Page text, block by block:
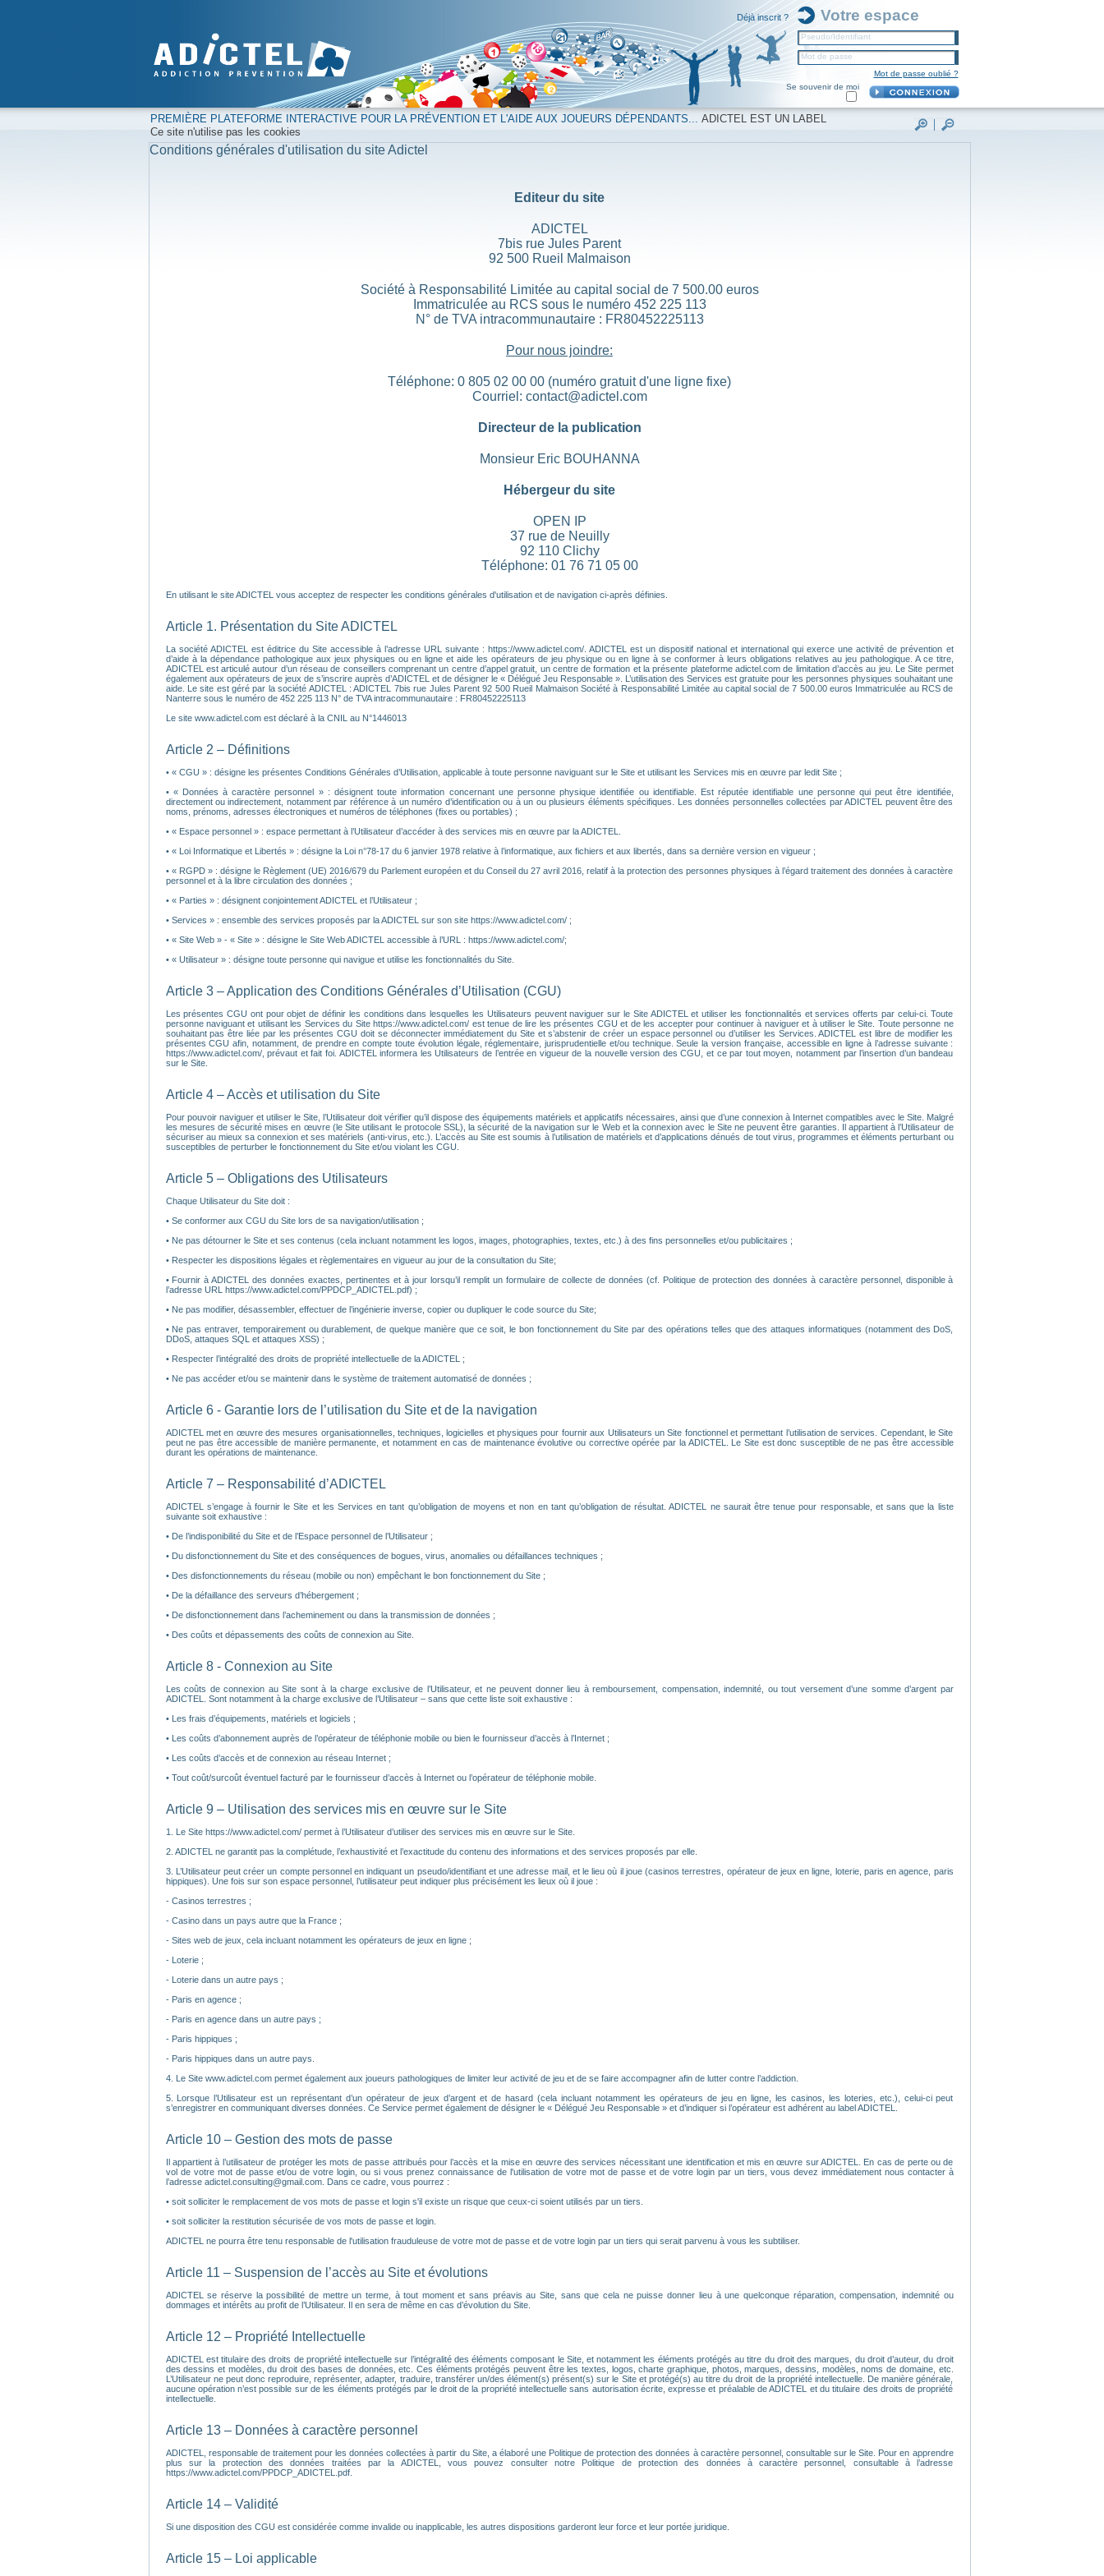
Déjà inscrit ? Votre espace
Pseudo/Identifiant
Mot de passe
Mot de passe oublié ?
Se souvenir de moi
PREMIÈRE PLATEFORME INTERACTIVE POUR LA PRÉVENTION ET L'AIDE AUX JOUEURS DÉPENDANTS... ADICTEL EST UN LABEL
Ce site n'utilise pas les cookies
Conditions générales d'utilisation du site Adictel
Editeur du site
ADICTEL
7bis rue Jules Parent
92 500 Rueil Malmaison
Société à Responsabilité Limitée au capital social de 7 500.00 euros
Immatriculée au RCS sous le numéro 452 225 113
N° de TVA intracommunautaire : FR80452225113
Pour nous joindre:
Téléphone: 0 805 02 00 00 (numéro gratuit d'une ligne fixe)
Courriel: contact@adictel.com
Directeur de la publication
Monsieur Eric BOUHANNA
Hébergeur du site
OPEN IP
37 rue de Neuilly
92 110 Clichy
Téléphone: 01 76 71 05 00
En utilisant le site ADICTEL vous acceptez de respecter les conditions générales d'utilisation et de navigation ci-après définies.
Article 1. Présentation du Site ADICTEL
La société ADICTEL est éditrice du Site accessible à l’adresse URL suivante : https://www.adictel.com/. ADICTEL est un dispositif national et international qui exerce une activité de prévention et
d’aide à la dépendance pathologique aux jeux physiques ou en ligne et aide les opérateurs de jeu physique ou en ligne à se conformer à leurs obligations relatives au jeu pathologique. A ce titre,
ADICTEL est articulé autour d’un réseau de conseillers comprenant un centre d’appel gratuit, un centre de formation et la présente plateforme adictel.com de limitation d’accès au jeu. Le Site permet
également aux opérateurs de jeux de s’inscrire auprès d’ADICTEL et de désigner le « Délégué Jeu Responsable ». L’utilisation des Services est gratuite pour les personnes physiques souhaitant une
aide. Le site est géré par la société ADICTEL : ADICTEL 7bis rue Jules Parent 92 500 Rueil Malmaison Société à Responsabilité Limitée au capital social de 7 500.00 euros Immatriculée au RCS de
Nanterre sous le numéro de 452 225 113 N° de TVA intracommunautaire : FR80452225113
Le site www.adictel.com est déclaré à la CNIL au N°1446013
Article 2 – Définitions
• « CGU » : désigne les présentes Conditions Générales d’Utilisation, applicable à toute personne naviguant sur le Site et utilisant les Services mis en œuvre par ledit Site ;
• « Données à caractère personnel » : désignent toute information concernant une personne physique identifiée ou identifiable. Est réputée identifiable une personne qui peut être identifiée,
directement ou indirectement, notamment par référence à un numéro d’identification ou à un ou plusieurs éléments spécifiques. Les données personnelles collectées par ADICTEL peuvent être des
noms, prénoms, adresses électroniques et numéros de téléphones (fixes ou portables) ;
• « Espace personnel » : espace permettant à l’Utilisateur d’accéder à des services mis en œuvre par la ADICTEL.
• « Loi Informatique et Libertés » : désigne la Loi n°78-17 du 6 janvier 1978 relative à l’informatique, aux fichiers et aux libertés, dans sa dernière version en vigueur ;
• « RGPD » : désigne le Règlement (UE) 2016/679 du Parlement européen et du Conseil du 27 avril 2016, relatif à la protection des personnes physiques à l’égard traitement des données à caractère
personnel et à la libre circulation des données ;
• « Parties » : désignent conjointement ADICTEL et l’Utilisateur ;
• Services » : ensemble des services proposés par la ADICTEL sur son site https://www.adictel.com/ ;
• « Site Web » - « Site » : désigne le Site Web ADICTEL accessible à l’URL : https://www.adictel.com/;
• « Utilisateur » : désigne toute personne qui navigue et utilise les fonctionnalités du Site.
Article 3 – Application des Conditions Générales d’Utilisation (CGU)
Les présentes CGU ont pour objet de définir les conditions dans lesquelles les Utilisateurs peuvent naviguer sur le Site ADICTEL et utiliser les fonctionnalités et services offerts par celui-ci. Toute
personne naviguant et utilisant les Services du Site https://www.adictel.com/ est tenue de lire les présentes CGU et de les accepter pour continuer à naviguer et à utiliser le Site. Toute personne ne
souhaitant pas être liée par les présentes CGU doit se déconnecter immédiatement du Site et s’abstenir de créer un espace personnel ou d’utiliser les Services. ADICTEL est libre de modifier les
présentes CGU afin, notamment, de prendre en compte toute évolution légale, réglementaire, jurisprudentielle et/ou technique. Seule la version française, accessible en ligne à l’adresse suivante :
https://www.adictel.com/, prévaut et fait foi. ADICTEL informera les Utilisateurs de l’entrée en vigueur de la nouvelle version des CGU, et ce par tout moyen, notamment par l’insertion d’un bandeau
sur le Site.
Article 4 – Accès et utilisation du Site
Pour pouvoir naviguer et utiliser le Site, l’Utilisateur doit vérifier qu’il dispose des équipements matériels et applicatifs nécessaires, ainsi que d’une connexion à Internet compatibles avec le Site. Malgré
les mesures de sécurité mises en œuvre (le Site utilisant le protocole SSL), la sécurité de la navigation sur le Web et la connexion avec le Site ne peuvent être garanties. Il appartient à l’Utilisateur de
sécuriser au mieux sa connexion et ses matériels (anti-virus, etc.). L’accès au Site est soumis à l’utilisation de matériels et d’applications dénués de tout virus, programmes et éléments perturbant ou
susceptibles de perturber le fonctionnement du Site et/ou violant les CGU.
Article 5 – Obligations des Utilisateurs
Chaque Utilisateur du Site doit :
• Se conformer aux CGU du Site lors de sa navigation/utilisation ;
• Ne pas détourner le Site et ses contenus (cela incluant notamment les logos, images, photographies, textes, etc.) à des fins personnelles et/ou publicitaires ;
• Respecter les dispositions légales et règlementaires en vigueur au jour de la consultation du Site;
• Fournir à ADICTEL des données exactes, pertinentes et à jour lorsqu’il remplit un formulaire de collecte de données (cf. Politique de protection des données à caractère personnel, disponible à
l’adresse URL https://www.adictel.com/PPDCP_ADICTEL.pdf) ;
• Ne pas modifier, désassembler, effectuer de l’ingénierie inverse, copier ou dupliquer le code source du Site;
• Ne pas entraver, temporairement ou durablement, de quelque manière que ce soit, le bon fonctionnement du Site par des opérations telles que des attaques informatiques (notamment des DoS,
DDoS, attaques SQL et attaques XSS) ;
• Respecter l’intégralité des droits de propriété intellectuelle de la ADICTEL ;
• Ne pas accéder et/ou se maintenir dans le système de traitement automatisé de données ;
Article 6 - Garantie lors de l’utilisation du Site et de la navigation
ADICTEL met en œuvre des mesures organisationnelles, techniques, logicielles et physiques pour fournir aux Utilisateurs un Site fonctionnel et permettant l’utilisation de services. Cependant, le Site
peut ne pas être accessible de manière permanente, et notamment en cas de maintenance évolutive ou corrective opérée par la ADICTEL. Le Site est donc susceptible de ne pas être accessible
durant les opérations de maintenance.
Article 7 – Responsabilité d’ADICTEL
ADICTEL s’engage à fournir le Site et les Services en tant qu’obligation de moyens et non en tant qu’obligation de résultat. ADICTEL ne saurait être tenue pour responsable, et sans que la liste
suivante soit exhaustive :
• De l’indisponibilité du Site et de l’Espace personnel de l’Utilisateur ;
• Du disfonctionnement du Site et des conséquences de bogues, virus, anomalies ou défaillances techniques ;
• Des disfonctionnements du réseau (mobile ou non) empêchant le bon fonctionnement du Site ;
• De la défaillance des serveurs d’hébergement ;
• De disfonctionnement dans l’acheminement ou dans la transmission de données ;
• Des coûts et dépassements des coûts de connexion au Site.
Article 8 - Connexion au Site
Les coûts de connexion au Site sont à la charge exclusive de l’Utilisateur, et ne peuvent donner lieu à remboursement, compensation, indemnité, ou tout versement d’une somme d’argent par
ADICTEL. Sont notamment à la charge exclusive de l’Utilisateur – sans que cette liste soit exhaustive :
• Les frais d’équipements, matériels et logiciels ;
• Les coûts d’abonnement auprès de l’opérateur de téléphonie mobile ou bien le fournisseur d’accès à l’Internet ;
• Les coûts d’accès et de connexion au réseau Internet ;
• Tout coût/surcoût éventuel facturé par le fournisseur d’accès à Internet ou l’opérateur de téléphonie mobile.
Article 9 – Utilisation des services mis en œuvre sur le Site
1. Le Site https://www.adictel.com/ permet à l’Utilisateur d’utiliser des services mis en œuvre sur le Site.
2. ADICTEL ne garantit pas la complétude, l’exhaustivité et l’exactitude du contenu des informations et des services proposés par elle.
3. L’Utilisateur peut créer un compte personnel en indiquant un pseudo/identifiant et une adresse mail, et le lieu où il joue (casinos terrestres, opérateur de jeux en ligne, loterie, paris en agence, paris
hippiques). Une fois sur son espace personnel, l’utilisateur peut indiquer plus précisément les lieux où il joue :
- Casinos terrestres ;
- Casino dans un pays autre que la France ;
- Sites web de jeux, cela incluant notamment les opérateurs de jeux en ligne ;
- Loterie ;
- Loterie dans un autre pays ;
- Paris en agence ;
- Paris en agence dans un autre pays ;
- Paris hippiques ;
- Paris hippiques dans un autre pays.
4. Le Site www.adictel.com permet également aux joueurs pathologiques de limiter leur activité de jeu et de se faire accompagner afin de lutter contre l’addiction.
5. Lorsque l’Utilisateur est un représentant d’un opérateur de jeux d’argent et de hasard (cela incluant notamment les opérateurs de jeu en ligne, les casinos, les loteries, etc.), celui-ci peut
s’enregistrer en communiquant diverses données. Ce Service permet également de désigner le « Délégué Jeu Responsable » et d’indiquer si l’opérateur est adhérent au label ADICTEL.
Article 10 – Gestion des mots de passe
Il appartient à l’utilisateur de protéger les mots de passe attribués pour l’accès et la mise en œuvre des services nécessitant une identification et mis en œuvre sur ADICTEL. En cas de perte ou de
vol de votre mot de passe et/ou de votre login, ou si vous prenez connaissance de l'utilisation de votre mot de passe et de votre login par un tiers, vous devez immédiatement nous contacter à
l’adresse adictel.consulting@gmail.com. Dans ce cadre, vous pourrez :
• soit solliciter le remplacement de vos mots de passe et login s'il existe un risque que ceux-ci soient utilisés par un tiers.
• soit solliciter la restitution sécurisée de vos mots de passe et login.
ADICTEL ne pourra être tenu responsable de l'utilisation frauduleuse de votre mot de passe et de votre login par un tiers qui serait parvenu à vous les subtiliser.
Article 11 – Suspension de l’accès au Site et évolutions
ADICTEL se réserve la possibilité de mettre un terme, à tout moment et sans préavis au Site, sans que cela ne puisse donner lieu à une quelconque réparation, compensation, indemnité ou
dommages et intérêts au profit de l’Utilisateur. Il en sera de même en cas d’évolution du Site.
Article 12 – Propriété Intellectuelle
ADICTEL est titulaire des droits de propriété intellectuelle sur l’intégralité des éléments composant le Site, et notamment les éléments protégés au titre du droit des marques, du droit d’auteur, du droit
des dessins et modèles, du droit des bases de données, etc. Ces éléments protégés peuvent être les textes, logos, charte graphique, photos, marques, dessins, modèles, noms de domaine, etc.
L’Utilisateur ne peut donc reproduire, représenter, adapter, traduire, transférer un/des élément(s) présent(s) sur le Site et protégé(s) au titre du droit de la propriété intellectuelle. De manière générale,
aucune opération n’est possible sur de les éléments protégés par le droit de la propriété intellectuelle sans autorisation écrite, expresse et préalable de ADICTEL et du titulaire des droits de propriété
intellectuelle.
Article 13 – Données à caractère personnel
ADICTEL, responsable de traitement pour les données collectées à partir du Site, a élaboré une Politique de protection des données à caractère personnel, consultable sur le Site. Pour en apprendre
plus sur la protection des données traitées par la ADICTEL, vous pouvez consulter notre Politique de protection des données à caractère personnel, consultable à l’adresse
https://www.adictel.com/PPDCP_ADICTEL.pdf.
Article 14 – Validité
Si une disposition des CGU est considérée comme invalide ou inapplicable, les autres dispositions garderont leur force et leur portée juridique.
Article 15 – Loi applicable